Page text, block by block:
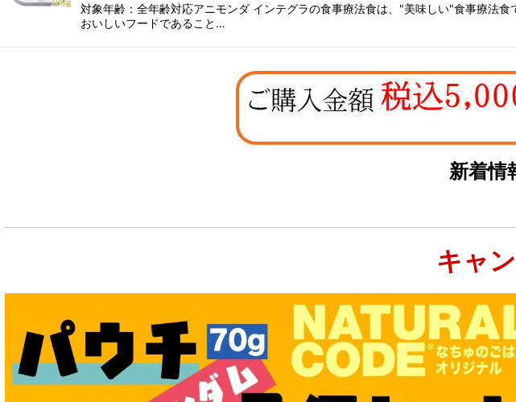
対象年齢：全年齢対応アニモンダ インテグラの食事療法食は、"美味しい"食事療法
おいしいフードであること…
新着情
キャ